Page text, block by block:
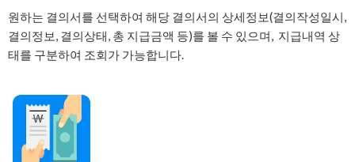
원하는 결의서를 선택하여 해당 결의서의 상세정보(결의작성일시,
결의정보, 결의상태, 총 지급금액 등)를 볼 수 있으며, 지급내역 상
태를 구분하여 조회가 가능합니다.